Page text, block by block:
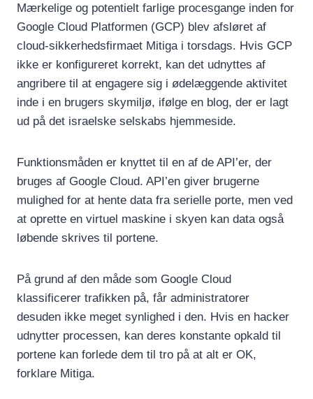
Mærkelige og potentielt farlige procesgange inden for
Google Cloud Platformen (GCP) blev afsløret af
cloud-sikkerhedsfirmaet Mitiga i torsdags. Hvis GCP
ikke er konfigureret korrekt, kan det udnyttes af
angribere til at engagere sig i ødelæggende aktivitet
inde i en brugers skymiljø, ifølge en blog, der er lagt
ud på det israelske selskabs hjemmeside.
Funktionsmåden er knyttet til en af de API’er, der
bruges af Google Cloud. API’en giver brugerne
mulighed for at hente data fra serielle porte, men ved
at oprette en virtuel maskine i skyen kan data også
løbende skrives til portene.
På grund af den måde som Google Cloud
klassificerer trafikken på, får administratorer
desuden ikke meget synlighed i den. Hvis en hacker
udnytter processen, kan deres konstante opkald til
portene kan forlede dem til tro på at alt er OK,
forklare Mitiga.